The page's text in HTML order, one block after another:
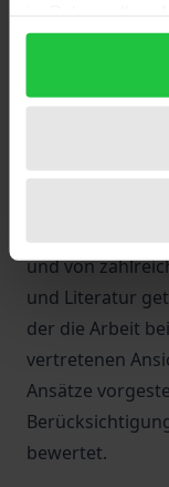
passiven
tätiger
Aufsichtsräten
und von
und Literatur
der die Arbeit
vertretenen
Ansätze
bewertet.